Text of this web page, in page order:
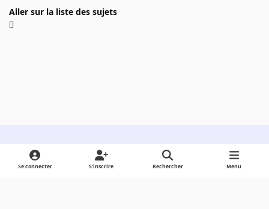
Aller sur la liste des sujets
Light ModeDark ModeSystem Preference
Se connecter S’inscrire Rechercher Menu